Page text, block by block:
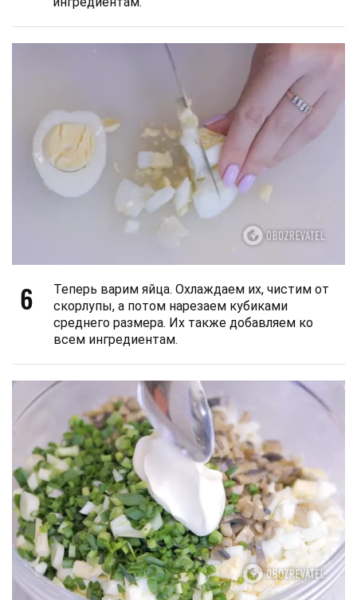
6
Теперь варим яйца. Охлаждаем их, чистим от
скорлупы, а потом нарезаем кубиками
среднего размера. Их также добавляем ко
всем ингредиентам.